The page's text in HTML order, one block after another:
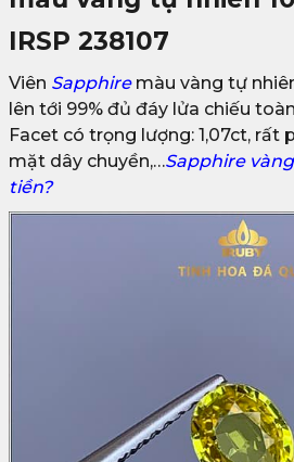
IRSP 238107
Viên Sapphire màu vàng tự
lên tới 99% đủ đáy lửa chiếu
Facet có trọng lượng: 1,07ct, rất
mặt dây chuyền,…Sapphire
tiền?